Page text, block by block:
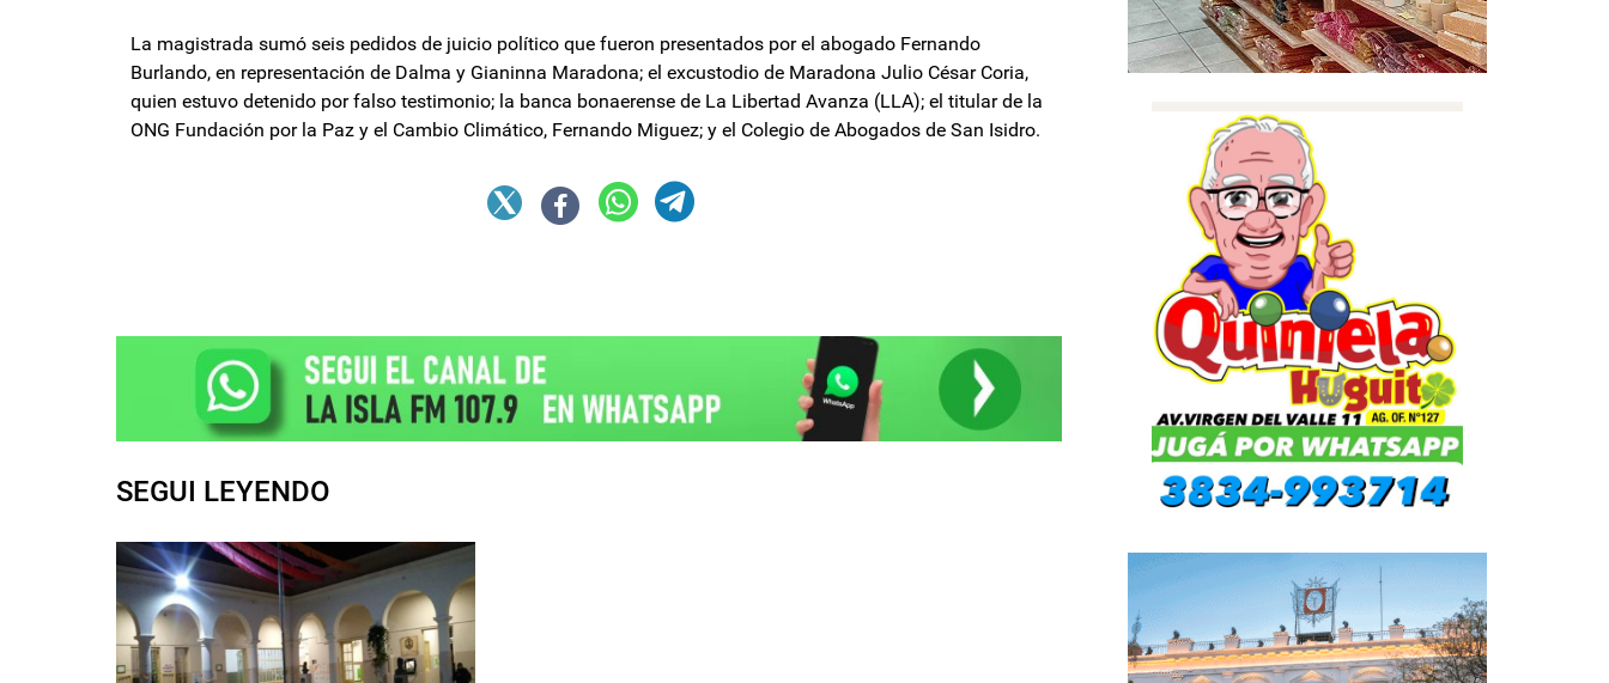
La magistrada sumó seis pedidos de juicio político que fueron presentados por el abogado Fernando
Burlando, en representación de Dalma y Gianinna Maradona; el excustodio de Maradona Julio César Coria,
quien estuvo detenido por falso testimonio; la banca bonaerense de La Libertad Avanza (LLA); el titular de la
ONG Fundación por la Paz y el Cambio Climático, Fernando Miguez; y el Colegio de Abogados de San Isidro.
SEGUI LEYENDO